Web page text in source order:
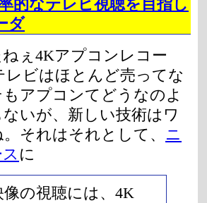
的なテレビ視聴を目指し
ダ
ぇ4Kアプコンレコー
レビはほとんど売ってな
アプコンてどうなのよ
いが、新しい技術はワ
それはそれとして、 ニ
に
像の視聴には、4K